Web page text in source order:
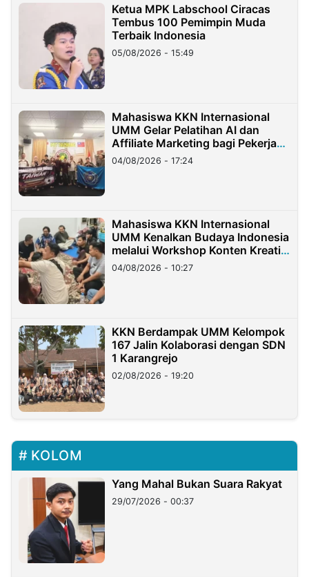
Ketua MPK Labschool Ciracas
Tembus 100 Pemimpin Muda
Terbaik Indonesia
05/08/2026 - 15:49
Mahasiswa KKN Internasional
UMM Gelar Pelatihan AI dan
Affiliate Marketing bagi Pekerja
Migran Indonesia di Taiwan
04/08/2026 - 17:24
Mahasiswa KKN Internasional
UMM Kenalkan Budaya Indonesia
melalui Workshop Konten Kreatif
di Taiwan
04/08/2026 - 10:27
KKN Berdampak UMM Kelompok
167 Jalin Kolaborasi dengan SDN
1 Karangrejo
02/08/2026 - 19:20
KOLOM
Yang Mahal Bukan Suara Rakyat
29/07/2026 - 00:37